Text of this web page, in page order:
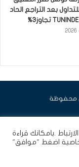
بعد التراجع الحاد
.بامكانك قراءة
اضغط "موافق"